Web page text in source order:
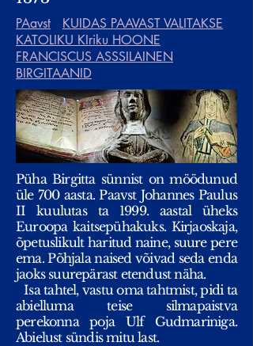
PAavst
KUIDAS PAAVAST VALITAKSE
KATOLIKU KIriku HOONE
FRANCISCUS ASSSILAINEN
BIRGITAANID
Püha Birgitta sünnist on möödunud
üle 700 aasta. Paavst Johannes Paulus
II kuulutas ta 1999. aastal üheks
Euroopa kaitsepühakuks. Kirjaoskaja,
õpetuslikult haritud naine, suure pere
ema. Põhjala naised võivad seda enda
jaoks suurepärast etendust näha.
Isa tahtel, vastu oma tahtmist, pidi ta
abielluma teise silmapaistva
perekonna poja Ulf Gudmariniga.
Abielust sündis mitu last.